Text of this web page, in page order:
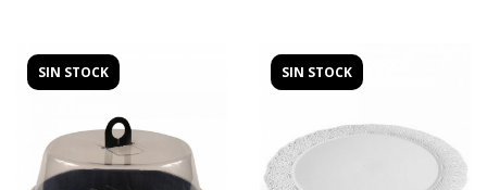
SIN STOCK SIN STOCK